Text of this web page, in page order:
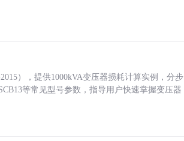
），提供1000kVA变压器损耗计算实例，分步
等常见型号参数，指导用户快速掌握变压器